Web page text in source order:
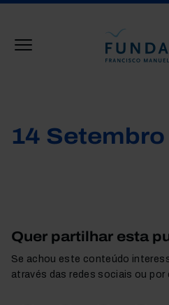
14
Quer partilhar esta
Se achou este conteúdo
através das redes sociais ou por